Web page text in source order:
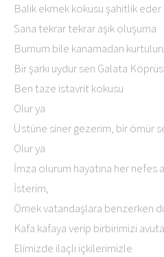
Balık ekmek kokusu şahitlik eder
Sana tekrar tekrar aşık oluşuma
Burnum bile kanamadan
Bir şarkı uydur sen Galata
Ben taze istavrit kokusu
Olur ya
Üstüne siner gezerim, bir ömür
Olur ya
İmza olurum hayatına her nefes
İsterim,
Örnek vatandaşlara benzerken
Kafa kafaya verip birbirimizi
Elimizde ilaçlı içkilerimizle